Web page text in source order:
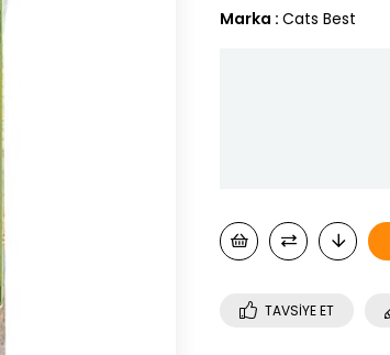
Marka : Cats Best
TAVSIYE ET